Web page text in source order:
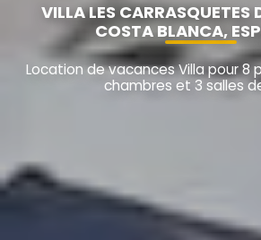
VILLA LES CARRASQUETES
COSTA BLANCA,
Location de vacances Villa pour 8
chambres et 3 salles